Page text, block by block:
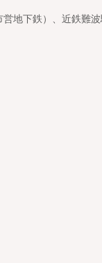
地下鉄）、近鉄難